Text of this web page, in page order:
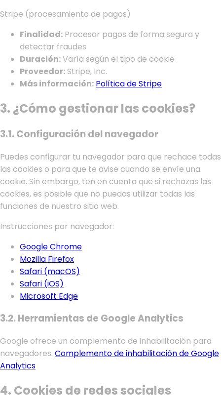
Stripe (procesamiento de pagos)
Finalidad: Procesar pagos de forma segura y
detectar fraudes
Duración:Varía según el tipo de cookie
Proveedor: Stripe, Inc.
Más información: Política de Stripe
3. ¿Cómo gestionar las cookies?
3.1. Configuración del navegador
Puedes configurar tu navegador para que rechace todas
las cookies o para que te avise cuando se envíe una
cookie. Sin embargo, ten en cuenta que si rechazas las
cookies, es posible que no puedas utilizar todas las
funciones de nuestro sitio web.
Instrucciones por navegador:
Google Chrome
Mozilla Firefox
Safari (macOS)
Safari (iOS)
Microsoft Edge
3.2. Herramientas de Google Analytics
Google ofrece un complemento de inhabilitación para
navegadores: Complemento de inhabilitación de Google
Analytics
4. Cookies de redes sociales